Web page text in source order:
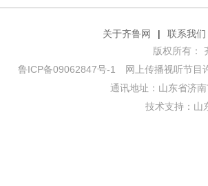
关于齐鲁网 |
联系我们
版权所有：
鲁ICP备09062847号-1 网上传播视听节目
通讯地址：山东省济
技术支持： 山